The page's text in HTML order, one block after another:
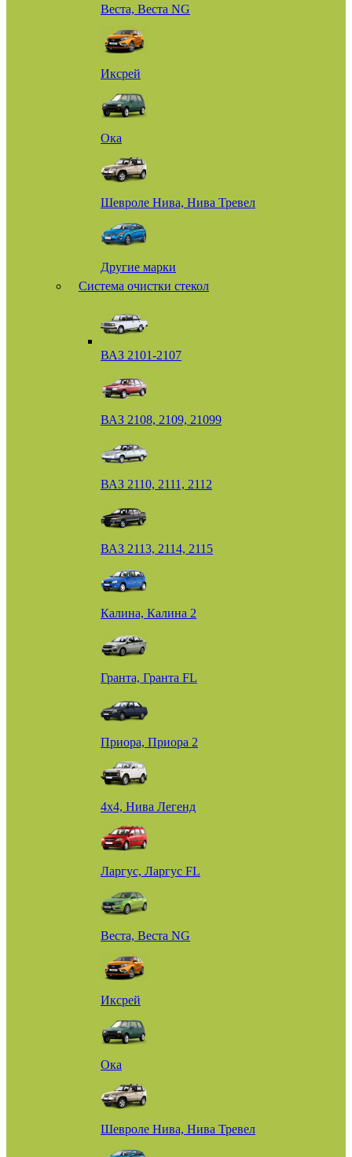
Веста, Веста NG
Иксрей
Ока
Шевроле Нива, Нива Тревел
Другие марки
Система очистки стекол
ВАЗ 2101-2107
ВАЗ 2108, 2109, 21099
ВАЗ 2110, 2111, 2112
ВАЗ 2113, 2114, 2115
Калина, Калина 2
Гранта, Гранта FL
Приора, Приора 2
4х4, Нива Легенд
Ларгус, Ларгус FL
Веста, Веста NG
Иксрей
Ока
Шевроле Нива, Нива Тревел